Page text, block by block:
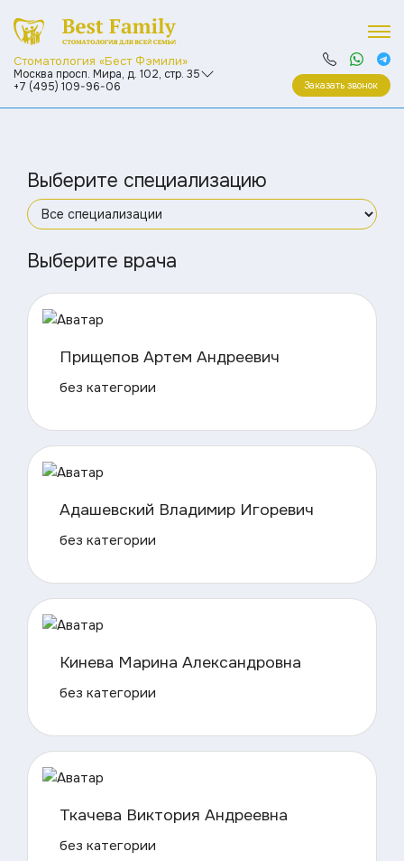
Стоматология «Бест Фэмили»
Москва просп. Мира, д. 102, стр. 35
+7 (495) 109-96-06
Заказать звонок
Выберите специализацию
Выберите врача
Прищепов Артем Андреевич
без категории
Адашевский Владимир Игоревич
без категории
Кинева Марина Александровна
без категории
Ткачева Виктория Андреевна
без категории